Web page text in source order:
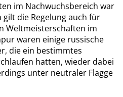
im Nachwuchsbereich war
die Regelung auch für
Weltmeisterschaften im
waren einige russische
die ein bestimmtes
hatten, wieder dabei
unter neutraler Flagge